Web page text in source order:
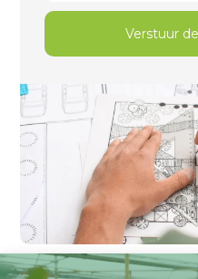
Verstuur